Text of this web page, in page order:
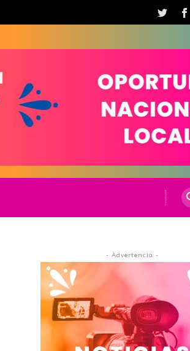
- Advertencia -